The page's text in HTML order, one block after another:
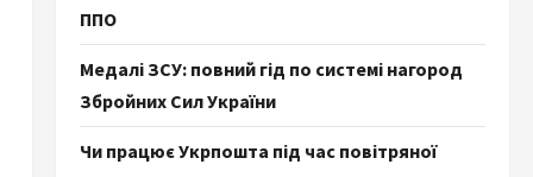
ППО
Медалі ЗСУ: повний гід по системі нагород
Збройних Сил України
Чи працює Укрпошта під час повітряної